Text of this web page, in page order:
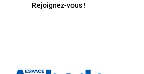
Rejoignez-vous !